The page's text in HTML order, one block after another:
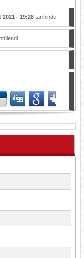
2021 - 19:28tarihinde